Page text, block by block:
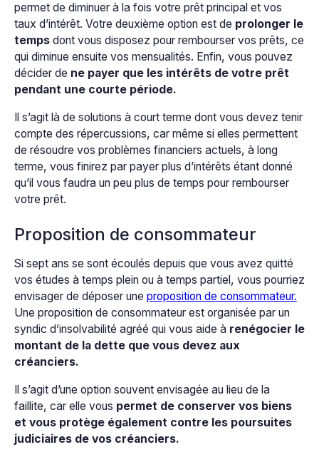
permet de diminuer à la fois votre prêt principal et vos
taux d’intérêt. Votre deuxième option est de prolonger le
tempsdont vous disposez pour rembourser vos prêts, ce
qui diminue ensuite vos mensualités. Enfin, vous pouvez
décider de ne payer que les intérêts de votre prêt
pendant une courte période.
Il s’agit là de solutions à court terme dont vous devez tenir
compte des répercussions, car même si elles permettent
de résoudre vos problèmes financiers actuels, à long
terme, vous finirez par payer plus d’intérêts étant donné
qu’il vous faudra un peu plus de temps pour rembourser
votre prêt.
Proposition de consommateur
Si sept ans se sont écoulés depuis que vous avez quitté
vos études à temps plein ou à temps partiel, vous pourriez
envisager de déposer une proposition de consommateur.
Une proposition de consommateur est organisée par un
syndic d’insolvabilité agréé qui vous aide à renégocier le
montant de la dette que vous devez aux
créanciers.
Il s’agit d’une option souvent envisagée au lieu de la
faillite, car elle vous permet de conserver vos biens
et vous protège également contre les poursuites
judiciaires de vos créanciers.